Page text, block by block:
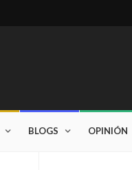
BLOGS OPINIÓN